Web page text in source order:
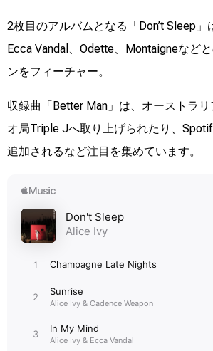
2枚目のアルバムとなる「Don’t Sleep」
Ecca Vandal、Odette、Montaigneなど
ンをフィーチャー。
収録曲「Better Man」は、オーストラ
オ局Triple Jへ取り上げられたり、
追加されるなど注目を集めています。